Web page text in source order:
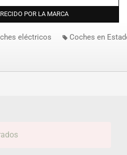
POR LA MARCA
eléctricos Coches en